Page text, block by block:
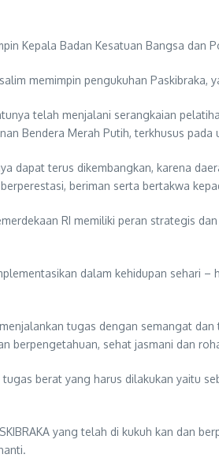
Kepala Badan Kesatuan Bangsa dan
memimpin pengukuhan
telah menjalani serangkaian
Bendera Merah Putih, terkhusus pada
dapat terus dikembangkan, karena
beriman serta bertakwa
RI memiliki peran strategis
dalam kehidupan sehari
tugas dengan semangat
berpengetahuan, sehat jasmani dan
berat yang harus dilakukan yaitu
yang telah di kukuh kan dan